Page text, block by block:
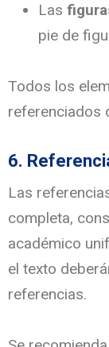
Las
pie de
Todos los
referenciados
6.
Las
completa,
académico
el texto
referencias.